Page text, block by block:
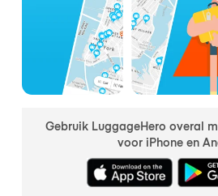
Gebruik LuggageHero overal
voor iPhone en